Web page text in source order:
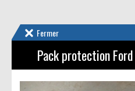
Fermer
Pack protection